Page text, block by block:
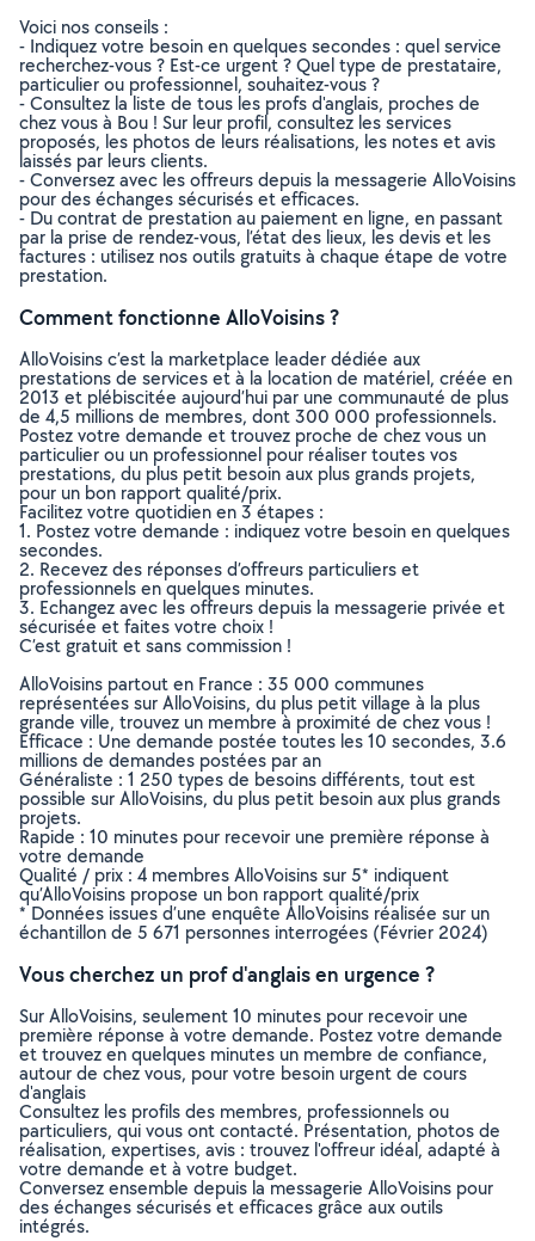
Voici nos conseils :
- Indiquez votre besoin en quelques secondes : quel service
recherchez-vous ? Est-ce urgent ? Quel type de prestataire,
particulier ou professionnel, souhaitez-vous ?
- Consultez la liste de tous les profs d'anglais, proches de
chez vous à Bou ! Sur leur profil, consultez les services
proposés, les photos de leurs réalisations, les notes et avis
laissés par leurs clients.
- Conversez avec les offreurs depuis la messagerie AlloVoisins
pour des échanges sécurisés et efficaces.
- Du contrat de prestation au paiement en ligne, en passant
par la prise de rendez-vous, l’état des lieux, les devis et les
factures : utilisez nos outils gratuits à chaque étape de votre
prestation.
Comment fonctionne AlloVoisins ?
AlloVoisins c’est la marketplace leader dédiée aux
prestations de services et à la location de matériel, créée en
2013 et plébiscitée aujourd’hui par une communauté de plus
de 4,5 millions de membres, dont 300 000 professionnels.
Postez votre demande et trouvez proche de chez vous un
particulier ou un professionnel pour réaliser toutes vos
prestations, du plus petit besoin aux plus grands projets,
pour un bon rapport qualité/prix.
Facilitez votre quotidien en 3 étapes :
1. Postez votre demande : indiquez votre besoin en quelques
secondes.
2. Recevez des réponses d’offreurs particuliers et
professionnels en quelques minutes.
3. Echangez avec les offreurs depuis la messagerie privée et
sécurisée et faites votre choix !
C’est gratuit et sans commission !
AlloVoisins partout en France : 35 000 communes
représentées sur AlloVoisins, du plus petit village à la plus
grande ville, trouvez un membre à proximité de chez vous !
Efficace : Une demande postée toutes les 10 secondes, 3.6
millions de demandes postées par an
Généraliste : 1 250 types de besoins différents, tout est
possible sur AlloVoisins, du plus petit besoin aux plus grands
projets.
Rapide : 10 minutes pour recevoir une première réponse à
votre demande
Qualité / prix : 4 membres AlloVoisins sur 5* indiquent
qu’AlloVoisins propose un bon rapport qualité/prix
* Données issues d’une enquête AlloVoisins réalisée sur un
échantillon de 5 671 personnes interrogées (Février 2024)
Vous cherchez un prof d'anglais en urgence ?
Sur AlloVoisins, seulement 10 minutes pour recevoir une
première réponse à votre demande. Postez votre demande
et trouvez en quelques minutes un membre de confiance,
autour de chez vous, pour votre besoin urgent de cours
d'anglais
Consultez les profils des membres, professionnels ou
particuliers, qui vous ont contacté. Présentation, photos de
réalisation, expertises, avis : trouvez l'offreur idéal, adapté à
votre demande et à votre budget.
Conversez ensemble depuis la messagerie AlloVoisins pour
des échanges sécurisés et efficaces grâce aux outils
intégrés.